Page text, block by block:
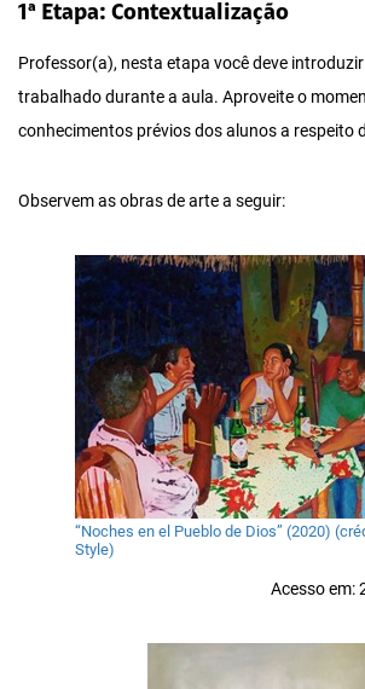
1ª Etapa: Contextualização
Professor(a), nesta etapa você deve
trabalhado durante a aula. Aproveite o
conhecimentos prévios dos alunos a respeito
Observem as obras de arte a seguir:
“Noches en el Pueblo de Dios” (2020)
Style)
Acesso em: